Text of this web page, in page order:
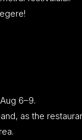
6–9.
as the